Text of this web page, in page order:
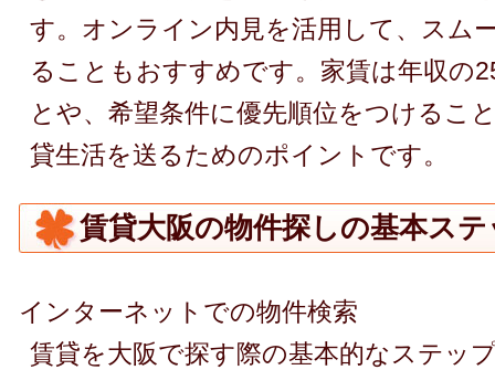
す。オンライン内見を活用して、スム
ることもおすすめです。家賃は年収の
とや、希望条件に優先順位をつけるこ
貸生活を送るためのポイントです。
賃貸大阪の物件探しの基本ス
インターネットでの物件検索
賃貸を大阪で探す際の基本的なステッ